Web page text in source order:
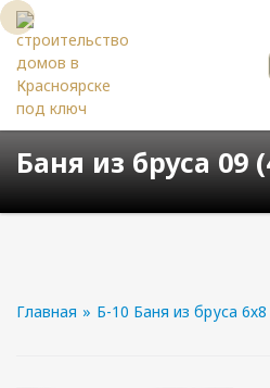
Баня из бруса 09
Главная » Б-10 Баня из бруса 6х8